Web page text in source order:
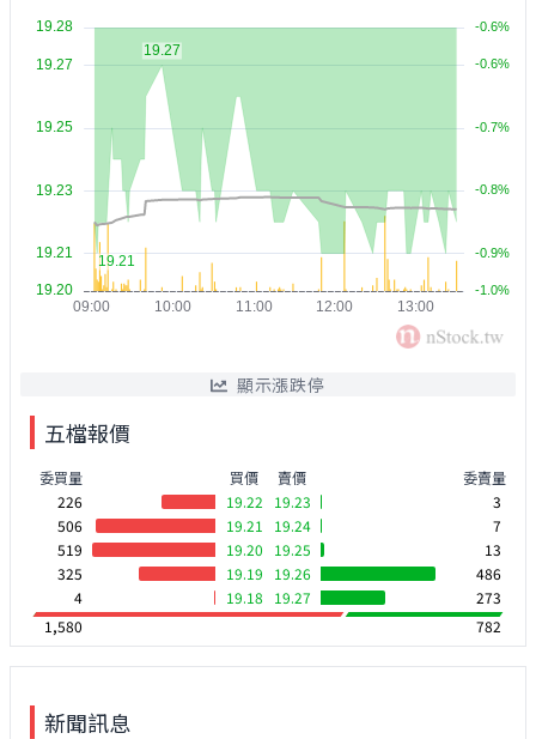
顯示漲跌停
五檔報價
委買量
買價
226
19.22
506
19.21
519
19.20
325
19.19
4
19.18
賣價
委賣量
19.23
3
19.24
7
19.25
13
19.26
486
19.27
273
1,580
782
新聞訊息